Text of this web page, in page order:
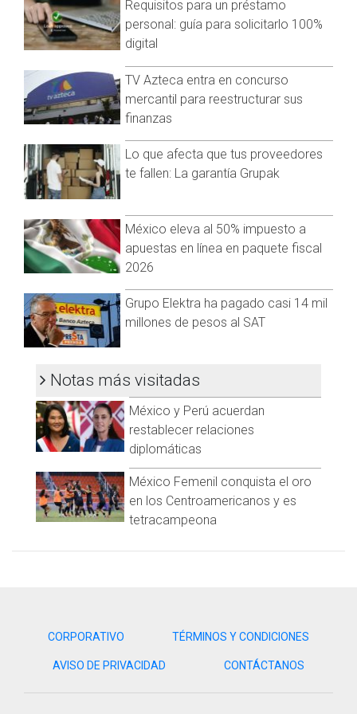
Fernando Lugo Oliva, director de una telesecundaria, enfatizó
que el ISSSTECALI fue fundado por el magisterio y no por la
las cuotas que han sido descontadas de sus salarios. "Está
fechoría de, según ellos, revalorizar al magisterio, pero en
cambio nos están atacando. Los maestros están al borde de
la quiebra porque nos descuentan cada vez más impuestos",
señaló Lugo.
Los docentes también lamentaron que algunos de sus
colegas se han visto obligados a buscar trabajos adicionales
derechos laborales y económicos.
Visita y accede a todo nuestro contenido |
www.cadenanoticias.com| Twitter:@cadena_noticias
Facebook:@cadenanoticiasmx
| TikTok:
Whatsapp:@CadenaNoticias | Telegram:@CadenaNoticias
Visita y accede a todo nuestro contenido |
www.cadenanoticias.com| Twitter:
@cadenanoticiasmx| TikTok:@CadenaNoticias|
Whatsapp:@CadenaNoticias| Telegram: @CadenaNoticias
Requisitos para un préstamo
personal: guía para solicitarlo 100%
digital
TV Azteca entra en concurso
mercantil para reestructurar sus
finanzas
Lo que afecta que tus proveedores
te fallen: La garantía Grupak
México eleva al 50% impuesto a
apuestas en línea en paquete fiscal
2026
Grupo Elektra ha pagado casi 14 mil
millones de pesos al SAT
Notas más visitadas
México y Perú acuerdan
restablecer relaciones
diplomáticas
México Femenil conquista el oro
en los Centroamericanos y es
tetracampeona
CORPORATIVO TÉRMINOS Y CONDICIONES
AVISO DE PRIVACIDAD CONTÁCTANOS